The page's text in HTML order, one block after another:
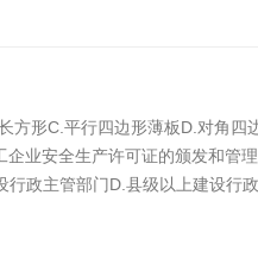
方形C.平行四边形薄板D.对角四
业安全生产许可证的颁发和管
政主管部门D.县级以上建设行